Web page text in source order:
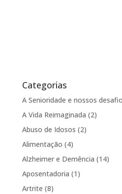
Categorias
A Senioridade e nossos
A Vida Reimaginada (2)
Abuso de Idosos (2)
Alimentação (4)
Alzheimer e Demência (14)
Aposentadoria (1)
Artrite (8)